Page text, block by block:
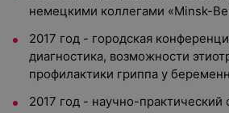
немецкими коллегами «Minsk-
2017 год - городская
диагностика, возможности
профилактики гриппа у
2017 год - научно-практический